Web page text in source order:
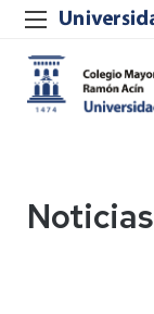
Noticias